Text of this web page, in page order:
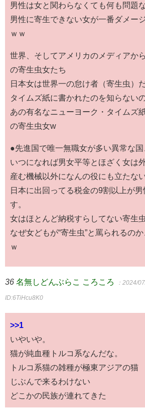
男性は女と関わらなくても何も問題な
男性に寄生できない女が一番ダメー
ｗｗ
世界、そしてアメリカのメディアか
の寄生虫女たち
日本女は世界一の怠け者（寄生虫）
タイムズ紙に書かれたのを知らない
あの有名なニューヨーク・タイムズ
の寄生虫女w
●先進国で唯一無職女が多い異常な国
いつになれば男女平等とほざく女は
産む機械以外になんの役にも立たな
日本に出回ってる税金の9割以上が
す。
女はほとんど納税すらしてない寄生
なぜ女どもが“寄生虫”と罵られるの
ｗ
36 名無しどんぶらこ ころころ ：2024/
ID:6TiHcu8K0
>>1
いやいや。
猫が純血種トルコ系なんだな。
トルコ系猫の雑種が極東アジアの猫
じぶんで来るわけない
どこかの民族が連れてきた